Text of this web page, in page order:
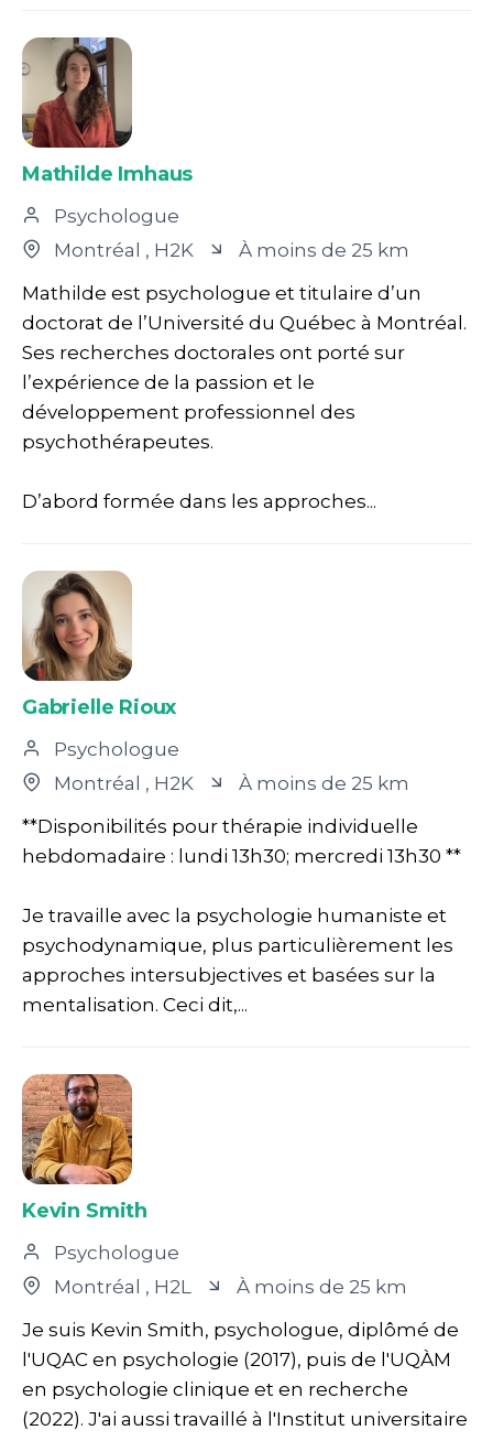
Mathilde Imhaus
Psychologue
Montréal , H2K
À moins de 25 km
Mathilde est psychologue et titulaire d’un
doctorat de l’Université du Québec à Montréal.
Ses recherches doctorales ont porté sur
l’expérience de la passion et le
développement professionnel des
psychothérapeutes.
D’abord formée dans les approches...
Gabrielle Rioux
Psychologue
Montréal , H2K
À moins de 25 km
**Disponibilités pour thérapie individuelle
hebdomadaire : lundi 13h30; mercredi 13h30 **
Je travaille avec la psychologie humaniste et
psychodynamique, plus particulièrement les
approches intersubjectives et basées sur la
mentalisation. Ceci dit,...
Kevin Smith
Psychologue
Montréal , H2L
À moins de 25 km
Je suis Kevin Smith, psychologue, diplômé de
l'UQAC en psychologie (2017), puis de l'UQÀM
en psychologie clinique et en recherche
(2022). J'ai aussi travaillé à l'Institut universitaire